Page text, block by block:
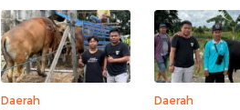
Daerah Daerah